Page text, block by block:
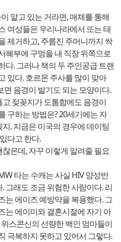
알고 있는 거라면, 매체를 통해
여성들은 우리나라에서 또는 태
제거하고, 주름진 주머니까지 싹
혜부에 구멍을 내 직장 위쪽으로
다. 그러나 책의 두 주인공급 트랜
있다. 호르몬 주사를 많이 맞아
음경이 발기도 되는 모양이다.
젖꽂지가 도톰함에도 음경이
구하는 방법은? 20세기에는 자
. 지금은 미국의 경우에 데이팅
다고 한다.
은데, 자꾸 이렇게 알려줄 필요
타는 수캐는 사실 HIV 양성반
그래도 조금 위험한 사람이다. 리
는 에이즈 예방약을 복용했다. 그
는 에이미와 결혼시절에 자기 아
스콘신의 선량한 백인 엄마들이
극복하지 못하고 있어서 그렇다.